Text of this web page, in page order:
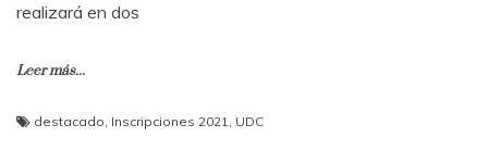
realizará en dos
Leer más...
destacado, Inscripciones 2021, UDC